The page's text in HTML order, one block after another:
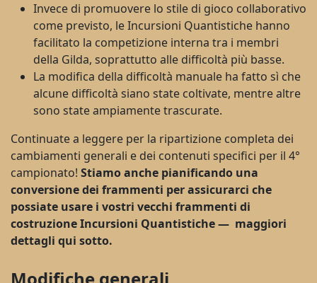
Invece di promuovere lo stile di gioco collaborativo
come previsto, le Incursioni Quantistiche hanno
facilitato la competizione interna tra i membri
della Gilda, soprattutto alle difficoltà più basse.
La modifica della difficoltà manuale ha fatto sì che
alcune difficoltà siano state coltivate, mentre altre
sono state ampiamente trascurate.
Continuate a leggere per la ripartizione completa dei
cambiamenti generali e dei contenuti specifici per il 4°
campionato! Stiamo anche pianificando una
conversione dei frammenti per assicurarci che
possiate usare i vostri vecchi frammenti di
costruzione Incursioni Quantistiche — maggiori
dettagli qui sotto.